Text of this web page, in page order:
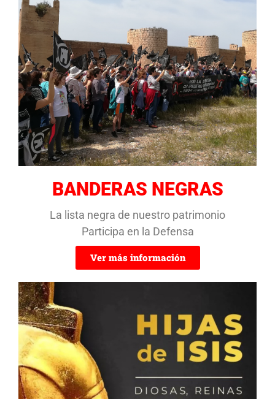
BANDERAS NEGRAS
La lista negra de nuestro patrimonio
Participa en la Defensa
Ver más información